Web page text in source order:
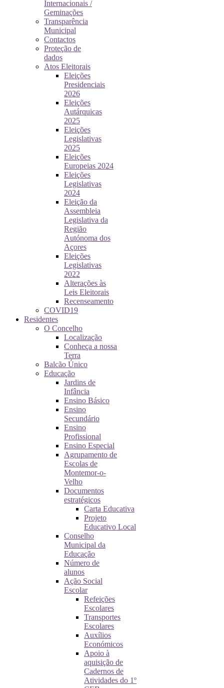
Internacionais /
Geminações
Transparência
Municipal
Contactos
Proteção de
dados
Atos Eleitorais
Eleições
Presidenciais
2026
Eleições
Autárquicas
2025
Eleições
Legislativas
2025
Eleições
Europeias 2024
Eleições
Legislativas
2024
Eleição da
Assembleia
Legislativa da
Região
Autónoma dos
Açores
Eleições
Legislativas
2022
Alterações às
Leis Eleitorais
Recenseamento
COVID19
Residentes
O Concelho
Localização
Conheça a nossa
Terra
Balcão Único
Educação
Jardins de
Infância
Ensino Básico
Ensino
Secundário
Ensino
Profissional
Ensino Especial
Agrupamento de
Escolas de
Montemor-o-
Velho
Documentos
estratégicos
Carta Educativa
Projeto
Educativo Local
Conselho
Municipal da
Educação
Número de
alunos
Ação Social
Escolar
Refeições
Escolares
Transportes
Escolares
Auxílios
Económicos
Apoio à
aquisição de
Cadernos de
Atividades do 1º